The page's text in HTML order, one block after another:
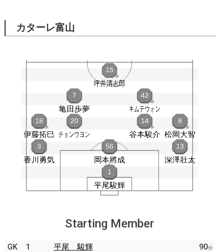
カターレ富山
Starting Member
GK 1 平尾 駿輝 90分